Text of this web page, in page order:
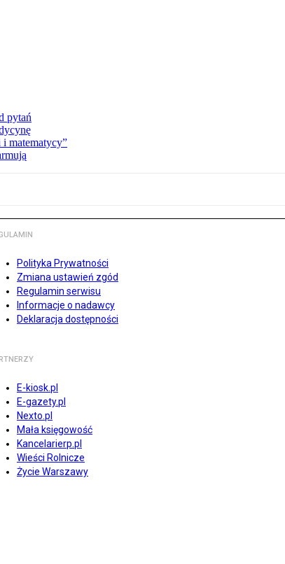
pytań
matematycy”
Polityka Prywatności
Zmiana ustawień zgód
Regulamin serwisu
Informacje o nadawcy
Deklaracja dostępności
E-kiosk.pl
E-gazety.pl
Nexto.pl
Mała księgowość
Kancelarierp.pl
Wieści Rolnicze
Życie Warszawy